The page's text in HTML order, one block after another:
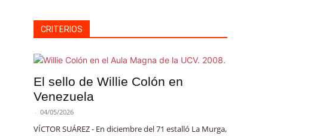
CRITERIOS
El sello de Willie Colón en
Venezuela
- 04/05/2026
VÍCTOR SUÁREZ - En diciembre del 71 estalló La Murga,